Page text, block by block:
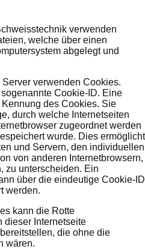
verwenden
welche über einen
abgelegt und
verwenden Cookies.
Cookie-ID. Eine
des Cookies. Sie
durch welche Internetseiten
zugeordnet werden
wurde. Dies ermöglicht
und Servern, den individuellen
von anderen Internetbrowsern,
zu unterscheiden. Ein
über die eindeutige Cookie-ID
werden.
kann die Rotte
dieser Internetseite
die ohne die
wären.